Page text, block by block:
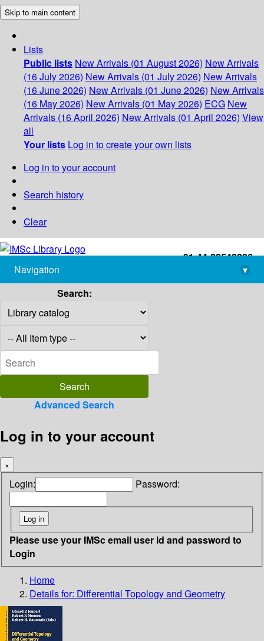
Skip to main content
Lists
Public lists New Arrivals (01 August 2026) New Arrivals
(16 July 2026) New Arrivals (01 July 2026) New Arrivals
(16 June 2026) New Arrivals (01 June 2026) New Arrivals
(16 May 2026) New Arrivals (01 May 2026) ECG New
Arrivals (16 April 2026) New Arrivals (01 April 2026) View
all
Your lists Log in to create your own lists
Log in to your account
Search history
Clear
+91-44-22543226
library@imsc.res.in
Navigation
▾
Search:
Advanced Search
Log in to your account
×
Login: Password:
Please use your IMSc email user id and password to
Login
Home
Details for: Differential Topology and Geometry